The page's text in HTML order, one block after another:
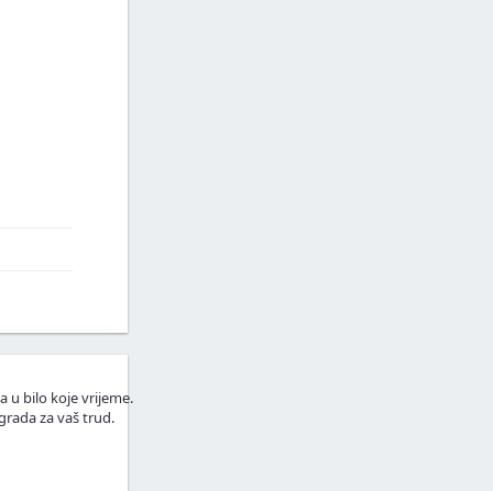
u bilo koje vrijeme.
za vaš trud.